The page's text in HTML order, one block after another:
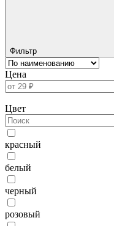
Фильтр
Цена
Цвет
красный
белый
черный
розовый